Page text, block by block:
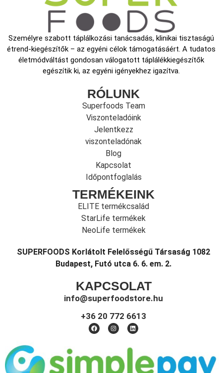
Személyre szabott táplálkozási tanácsadás, klinikai tisztaságú
étrend-kiegészítők – az egyéni célok támogatásáért. A tudatos
életmódváltást gondosan válogatott táplálékkiegészítők
egészítik ki, az egyéni igényekhez igazítva.
RÓLUNK
Superfoods Team
Viszonteladóink
Jelentkezz
viszonteladónak
Blog
Kapcsolat
Időpontfoglalás
TERMÉKEINK
ELITE termékcsalád
StarLife termékek
NeoLife termékek
SUPERFOODS Korlátolt Felelősségű Társaság 1082
Budapest, Futó utca 6. 6. em. 2.
KAPCSOLAT
info@superfoodstore.hu
+36 20 772 6613